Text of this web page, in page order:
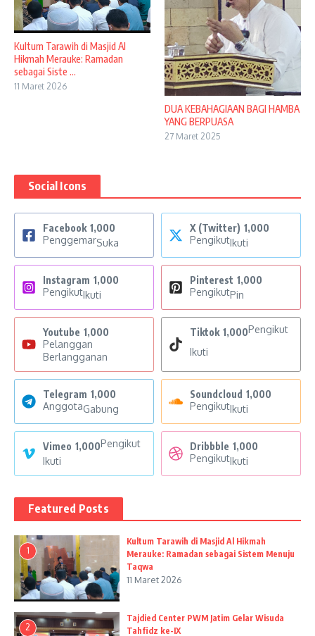
Kultum Tarawih di Masjid Al
Hikmah Merauke: Ramadan
sebagai Siste ...
11 Maret 2026
DUA KEBAHAGIAAN BAGI HAMBA
YANG BERPUASA
27 Maret 2025
Social Icons
Facebook 1,000
PenggemarSuka
X (Twitter) 1,000
PengikutIkuti
Instagram 1,000
PengikutIkuti
Pinterest 1,000
PengikutPin
Youtube 1,000
Pelanggan
Berlangganan
Tiktok 1,000Pengikut
Ikuti
Telegram 1,000
AnggotaGabung
Soundcloud 1,000
PengikutIkuti
Vimeo 1,000Pengikut
Ikuti
Dribbble 1,000
PengikutIkuti
Featured Posts
1
Kultum Tarawih di Masjid Al Hikmah
Merauke: Ramadan sebagai Sistem Menuju
Taqwa
11 Maret 2026
2
Tajdied Center PWM Jatim Gelar Wisuda
Tahfidz ke-IX